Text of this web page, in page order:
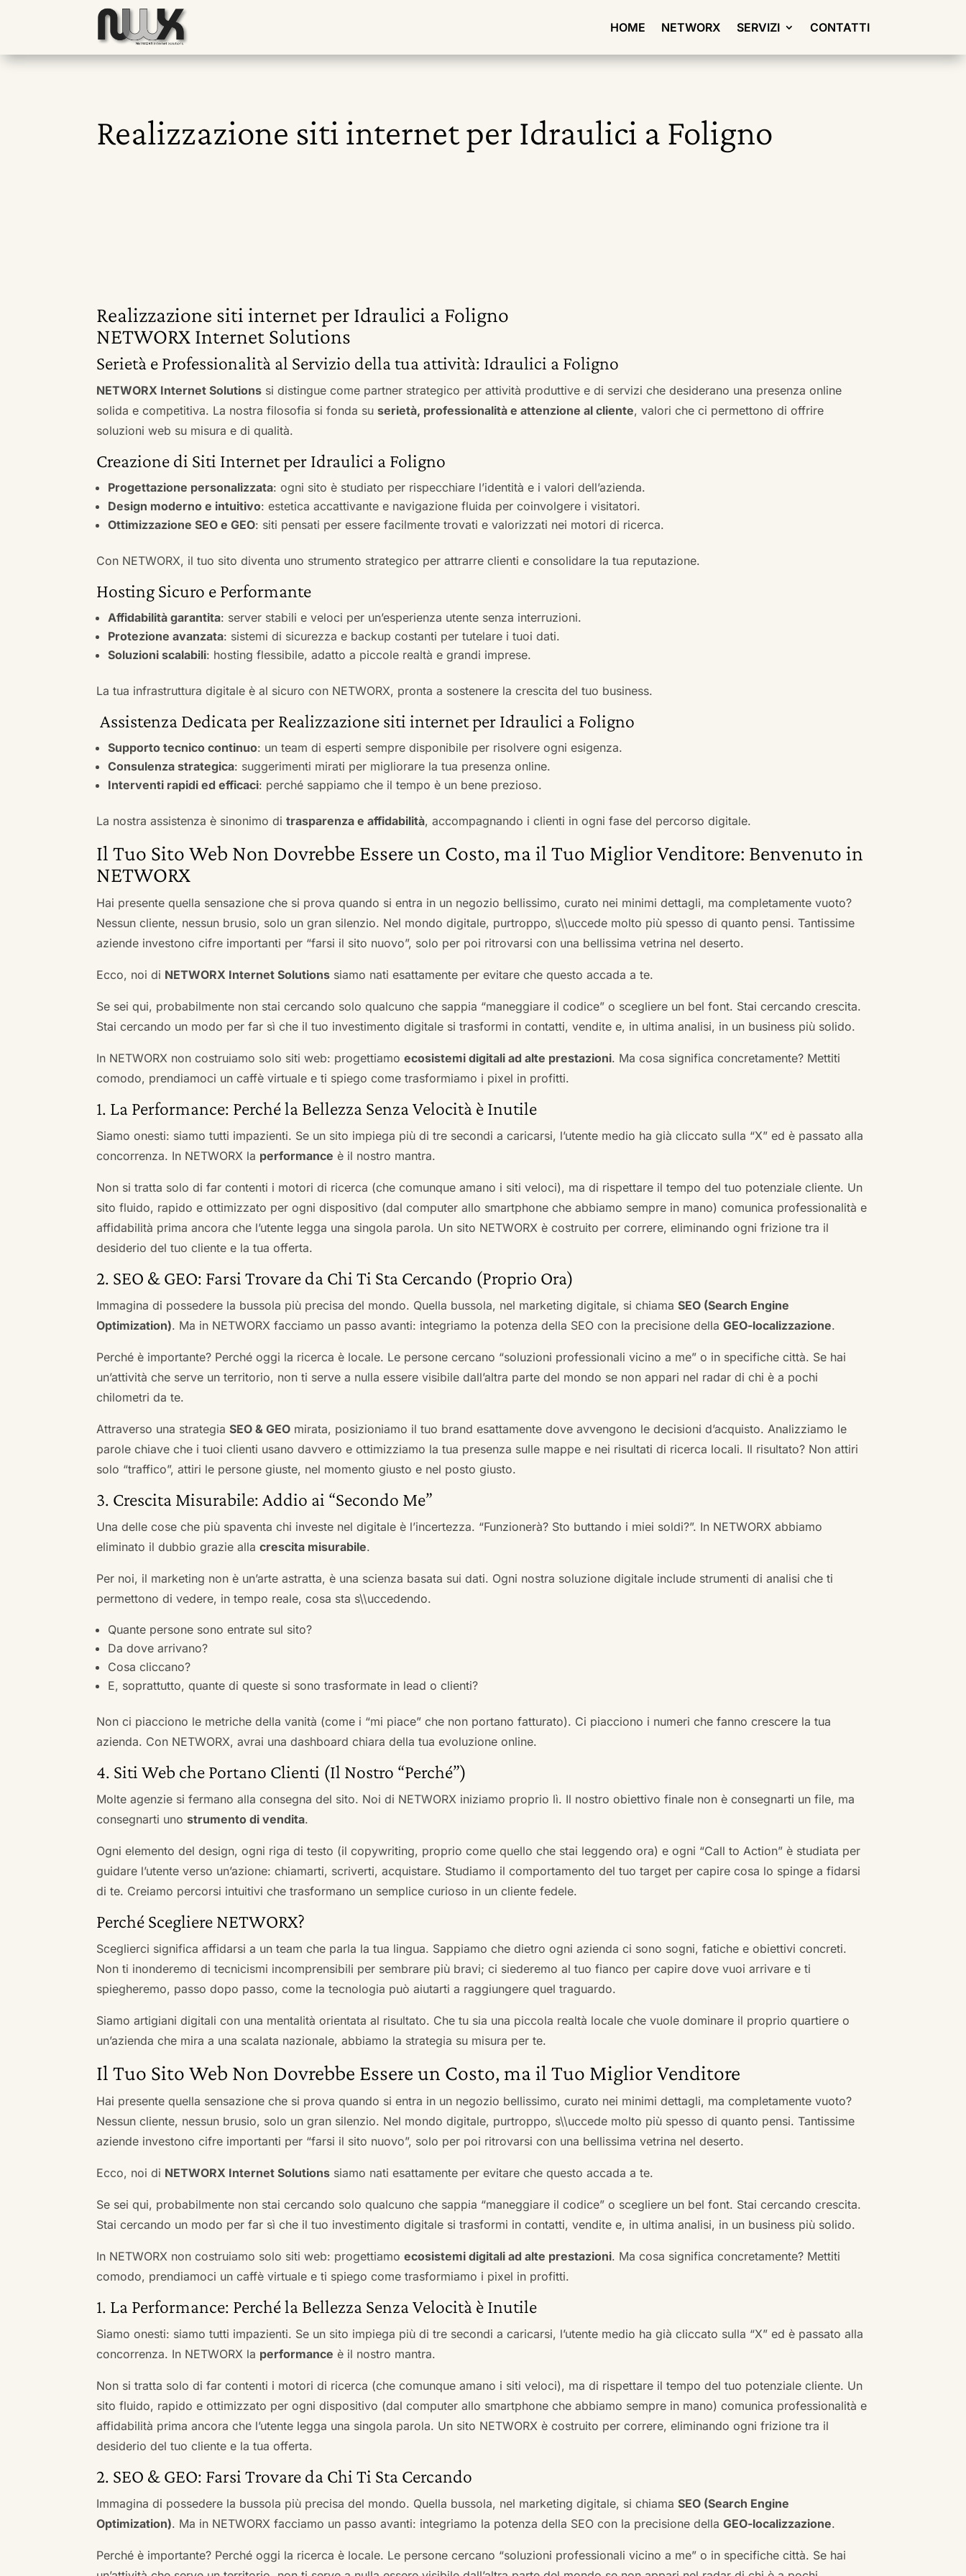
HOME NETWORX SERVIZI CONTATTI
Realizzazione siti internet per Idraulici a Foligno
Realizzazione siti internet per Idraulici a Foligno
NETWORX Internet Solutions
Serietà e Professionalità al Servizio della tua attività: Idraulici a Foligno
NETWORX Internet Solutions si distingue come partner strategico per attività produttive e di servizi che desiderano una presenza online
solida e competitiva. La nostra filosofia si fonda suserietà, professionalità e attenzione al cliente, valori che ci permettono di offrire
soluzioni web su misura e di qualità.
Creazione di Siti Internet per Idraulici a Foligno
Progettazione personalizzata: ogni sito è studiato per rispecchiare l’identità e i valori dell’azienda.
Design moderno e intuitivo: estetica accattivante e navigazione fluida per coinvolgere i visitatori.
Ottimizzazione SEO e GEO: siti pensati per essere facilmente trovati e valorizzati nei motori di ricerca.
Con NETWORX, il tuo sito diventa uno strumento strategico per attrarre clienti e consolidare la tua reputazione.
Hosting Sicuro e Performante
Affidabilità garantita: server stabili e veloci per un’esperienza utente senza interruzioni.
Protezione avanzata: sistemi di sicurezza e backup costanti per tutelare i tuoi dati.
Soluzioni scalabili: hosting flessibile, adatto a piccole realtà e grandi imprese.
La tua infrastruttura digitale è al sicuro con NETWORX, pronta a sostenere la crescita del tuo business.
Assistenza Dedicata per Realizzazione siti internet per Idraulici a Foligno
Supporto tecnico continuo: un team di esperti sempre disponibile per risolvere ogni esigenza.
Consulenza strategica: suggerimenti mirati per migliorare la tua presenza online.
Interventi rapidi ed efficaci: perché sappiamo che il tempo è un bene prezioso.
La nostra assistenza è sinonimo ditrasparenza e affidabilità, accompagnando i clienti in ogni fase del percorso digitale.
Il Tuo Sito Web Non Dovrebbe Essere un Costo, ma il Tuo Miglior Venditore: Benvenuto in
NETWORX
Hai presente quella sensazione che si prova quando si entra in un negozio bellissimo, curato nei minimi dettagli, ma completamente vuoto?
Nessun cliente, nessun brusio, solo un gran silenzio. Nel mondo digitale, purtroppo, s\\uccede molto più spesso di quanto pensi. Tantissime
aziende investono cifre importanti per “farsi il sito nuovo”, solo per poi ritrovarsi con una bellissima vetrina nel deserto.
Ecco, noi di NETWORX Internet Solutions siamo nati esattamente per evitare che questo accada a te.
Se sei qui, probabilmente non stai cercando solo qualcuno che sappia “maneggiare il codice” o scegliere un bel font. Stai cercando crescita.
Stai cercando un modo per far sì che il tuo investimento digitale si trasformi in contatti, vendite e, in ultima analisi, in un business più solido.
In NETWORX non costruiamo solo siti web: progettiamoecosistemi digitali ad alte prestazioni. Ma cosa significa concretamente? Mettiti
comodo, prendiamoci un caffè virtuale e ti spiego come trasformiamo i pixel in profitti.
1. La Performance: Perché la Bellezza Senza Velocità è Inutile
Siamo onesti: siamo tutti impazienti. Se un sito impiega più di tre secondi a caricarsi, l’utente medio ha già cliccato sulla “X” ed è passato alla
concorrenza. In NETWORX la performance è il nostro mantra.
Non si tratta solo di far contenti i motori di ricerca (che comunque amano i siti veloci), ma di rispettare il tempo del tuo potenziale cliente. Un
sito fluido, rapido e ottimizzato per ogni dispositivo (dal computer allo smartphone che abbiamo sempre in mano) comunica professionalità e
affidabilità prima ancora che l’utente legga una singola parola. Un sito NETWORX è costruito per correre, eliminando ogni frizione tra il
desiderio del tuo cliente e la tua offerta.
2. SEO & GEO: Farsi Trovare da Chi Ti Sta Cercando (Proprio Ora)
Immagina di possedere la bussola più precisa del mondo. Quella bussola, nel marketing digitale, si chiamaSEO (Search Engine
Optimization). Ma in NETWORX facciamo un passo avanti: integriamo la potenza della SEO con la precisione dellaGEO-localizzazione.
Perché è importante? Perché oggi la ricerca è locale. Le persone cercano “soluzioni professionali vicino a me” o in specifiche città. Se hai
un’attività che serve un territorio, non ti serve a nulla essere visibile dall’altra parte del mondo se non appari nel radar di chi è a pochi
chilometri da te.
Attraverso una strategiaSEO & GEO mirata, posizioniamo il tuo brand esattamente dove avvengono le decisioni d’acquisto. Analizziamo le
parole chiave che i tuoi clienti usano davvero e ottimizziamo la tua presenza sulle mappe e nei risultati di ricerca locali. Il risultato? Non attiri
solo “traffico”, attiri le persone giuste, nel momento giusto e nel posto giusto.
3. Crescita Misurabile: Addio ai “Secondo Me”
Una delle cose che più spaventa chi investe nel digitale è l’incertezza. “Funzionerà? Sto buttando i miei soldi?”. In NETWORX abbiamo
eliminato il dubbio grazie allacrescita misurabile.
Per noi, il marketing non è un’arte astratta, è una scienza basata sui dati. Ogni nostra soluzione digitale include strumenti di analisi che ti
permettono di vedere, in tempo reale, cosa sta s\\uccedendo.
Quante persone sono entrate sul sito?
Da dove arrivano?
Cosa cliccano?
E, soprattutto, quante di queste si sono trasformate in lead o clienti?
Non ci piacciono le metriche della vanità (come i “mi piace” che non portano fatturato). Ci piacciono i numeri che fanno crescere la tua
azienda. Con NETWORX, avrai una dashboard chiara della tua evoluzione online.
4. Siti Web che Portano Clienti (Il Nostro “Perché”)
Molte agenzie si fermano alla consegna del sito. Noi di NETWORX iniziamo proprio lì. Il nostro obiettivo finale non è consegnarti un file, ma
consegnarti unostrumento di vendita.
Ogni elemento del design, ogni riga di testo (il copywriting, proprio come quello che stai leggendo ora) e ogni “Call to Action” è studiata per
guidare l’utente verso un’azione: chiamarti, scriverti, acquistare. Studiamo il comportamento del tuo target per capire cosa lo spinge a fidarsi
di te. Creiamo percorsi intuitivi che trasformano un semplice curioso in un cliente fedele.
Perché Scegliere NETWORX?
Sceglierci significa affidarsi a un team che parla la tua lingua. Sappiamo che dietro ogni azienda ci sono sogni, fatiche e obiettivi concreti.
Non ti inonderemo di tecnicismi incomprensibili per sembrare più bravi; ci siederemo al tuo fianco per capire dove vuoi arrivare e ti
spiegheremo, passo dopo passo, come la tecnologia può aiutarti a raggiungere quel traguardo.
Siamo artigiani digitali con una mentalità orientata al risultato. Che tu sia una piccola realtà locale che vuole dominare il proprio quartiere o
un’azienda che mira a una scalata nazionale, abbiamo la strategia su misura per te.
Il Tuo Sito Web Non Dovrebbe Essere un Costo, ma il Tuo Miglior Venditore
Hai presente quella sensazione che si prova quando si entra in un negozio bellissimo, curato nei minimi dettagli, ma completamente vuoto?
Nessun cliente, nessun brusio, solo un gran silenzio. Nel mondo digitale, purtroppo, s\\uccede molto più spesso di quanto pensi. Tantissime
aziende investono cifre importanti per “farsi il sito nuovo”, solo per poi ritrovarsi con una bellissima vetrina nel deserto.
Ecco, noi di NETWORX Internet Solutions siamo nati esattamente per evitare che questo accada a te.
Se sei qui, probabilmente non stai cercando solo qualcuno che sappia “maneggiare il codice” o scegliere un bel font. Stai cercando crescita.
Stai cercando un modo per far sì che il tuo investimento digitale si trasformi in contatti, vendite e, in ultima analisi, in un business più solido.
In NETWORX non costruiamo solo siti web: progettiamoecosistemi digitali ad alte prestazioni. Ma cosa significa concretamente? Mettiti
comodo, prendiamoci un caffè virtuale e ti spiego come trasformiamo i pixel in profitti.
1. La Performance: Perché la Bellezza Senza Velocità è Inutile
Siamo onesti: siamo tutti impazienti. Se un sito impiega più di tre secondi a caricarsi, l’utente medio ha già cliccato sulla “X” ed è passato alla
concorrenza. In NETWORX la performance è il nostro mantra.
Non si tratta solo di far contenti i motori di ricerca (che comunque amano i siti veloci), ma di rispettare il tempo del tuo potenziale cliente. Un
sito fluido, rapido e ottimizzato per ogni dispositivo (dal computer allo smartphone che abbiamo sempre in mano) comunica professionalità e
affidabilità prima ancora che l’utente legga una singola parola. Un sito NETWORX è costruito per correre, eliminando ogni frizione tra il
desiderio del tuo cliente e la tua offerta.
2. SEO & GEO: Farsi Trovare da Chi Ti Sta Cercando
Immagina di possedere la bussola più precisa del mondo. Quella bussola, nel marketing digitale, si chiamaSEO (Search Engine
Optimization). Ma in NETWORX facciamo un passo avanti: integriamo la potenza della SEO con la precisione dellaGEO-localizzazione.
Perché è importante? Perché oggi la ricerca è locale. Le persone cercano “soluzioni professionali vicino a me” o in specifiche città. Se hai